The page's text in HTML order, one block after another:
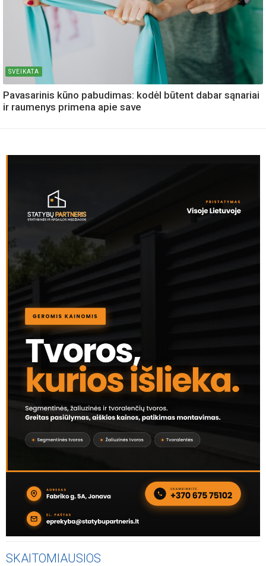
SKAITOMIAUSIOS
SVEIKATA
Pavasarinis kūno pabudimas: kodėl būtent dabar sąnariai
ir raumenys primena apie save